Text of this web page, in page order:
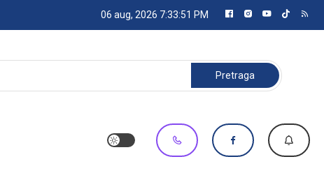
06 aug, 2026 7:33:51 PM
Pretraga: